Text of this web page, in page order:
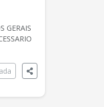
GERAIS